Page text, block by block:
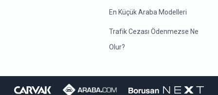
En Küçük Araba Modelleri
Trafik Cezası Ödenmezse Ne
Olur?